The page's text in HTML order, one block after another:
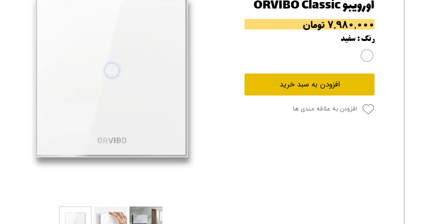
فرم معرفی برقکار اورویبو ORVIBO Classic
۷,۹۸۰,۰۰۰ تومان
رنگ: سفید
افزودن به سبد خرید
افزودن به علاقه مندی ها